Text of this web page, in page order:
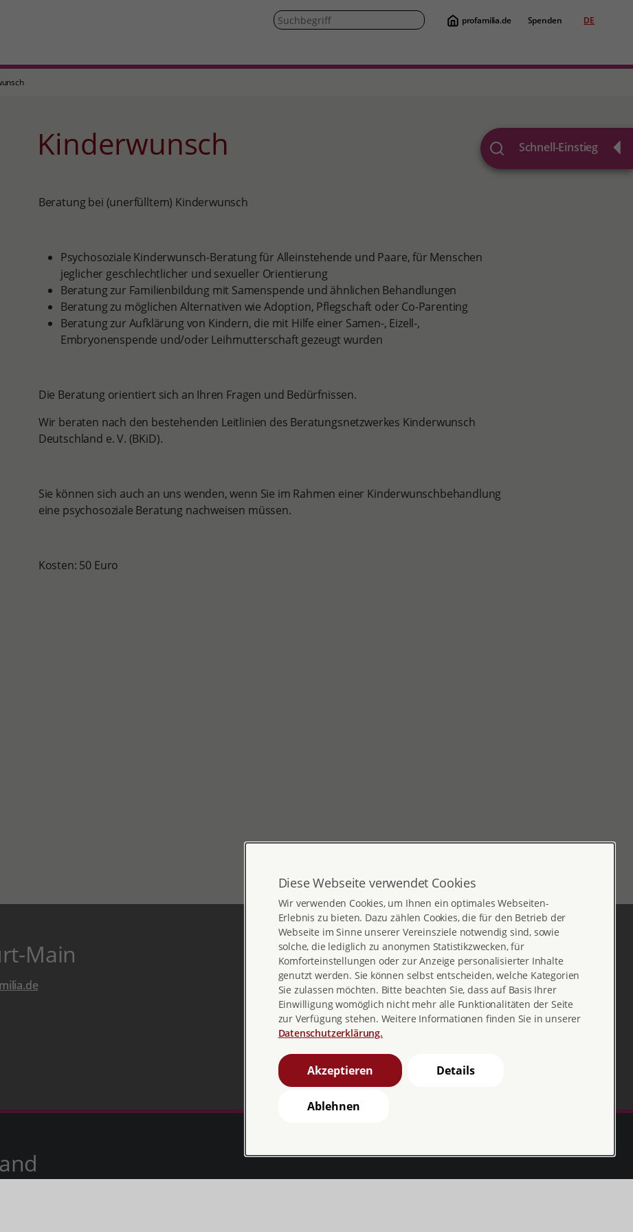
profamilia.de Spenden DE
Schnell-Einstieg
Kinderwunsch
Beratung bei (unerfülltem) Kinderwunsch
Psychosoziale Kinderwunsch-Beratung für Alleinstehende und Paare, für Menschen
jeglicher geschlechtlicher und sexueller Orientierung
Beratung zur Familienbildung mit Samenspende und ähnlichen Behandlungen
Beratung zu möglichen Alternativen wie Adoption, Pflegschaft oder Co-Parenting
Beratung zur Aufklärung von Kindern, die mit Hilfe einer Samen-, Eizell-,
Embryonenspende und/oder Leihmutterschaft gezeugt wurden
Die Beratung orientiert sich an Ihren Fragen und Bedürfnissen.
Wir beraten nach den bestehenden Leitlinien des Beratungsnetzwerkes Kinderwunsch
Deutschland e. V. (BKiD).
Sie können sich auch an uns wenden, wenn Sie im Rahmen einer Kinderwunschbehandlung
eine psychosoziale Beratung nachweisen müssen.
Kosten: 50 Euro
Main
Diese Webseite verwendet Cookies
Wir verwenden Cookies, um Ihnen ein optimales Webseiten-
Erlebnis zu bieten. Dazu zählen Cookies, die für den Betrieb der
Webseite im Sinne unserer Vereinsziele notwendig sind, sowie
solche, die lediglich zu anonymen Statistikzwecken, für
Komforteinstellungen oder zur Anzeige personalisierter Inhalte
genutzt werden. Sie können selbst entscheiden, welche Kategorien
Sie zulassen möchten. Bitte beachten Sie, dass auf Basis Ihrer
Einwilligung womöglich nicht mehr alle Funktionalitäten der Seite
zur Verfügung stehen. Weitere Informationen finden Sie in unserer
Datenschutzerklärung.
Akzeptieren Details
Ablehnen